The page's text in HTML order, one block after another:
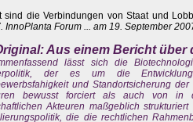
sind die Verbindungen von Staat und
InnoPlanta Forum ... am 19. September
Aus einem Bericht über
lässt sich die
der es um die Entwicklung
und Standortsicherung
bewusst forciert als auch von in
Akteuren maßgeblich
die die rechtlichen